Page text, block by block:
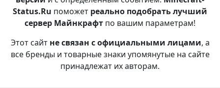
Status.Ru поможет реально подобрать лучший
сервер Майнкрафт по вашим параметрам!
Этот сайт не связан с официальными лицами, а
все бренды и товарные знаки упомянутые на сайте
принадлежат их авторам.